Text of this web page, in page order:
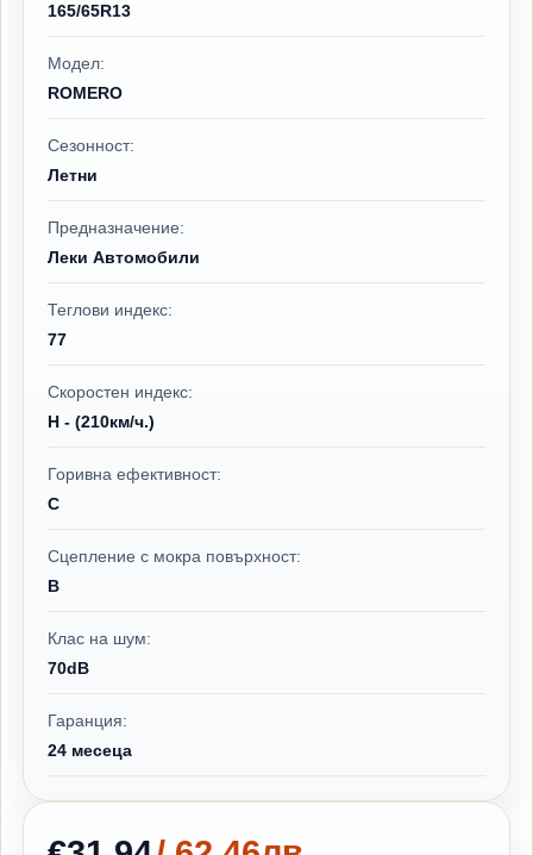
165/65R13
Модел:
ROMERO
Сезонност:
Летни
Предназначение:
Леки Автомобили
Теглови индекс:
77
Скоростен индекс:
H - (210км/ч.)
Горивна ефективност:
C
Сцепление с мокра повърхност:
B
Клас на шум:
70dB
Гаранция:
24 месеца